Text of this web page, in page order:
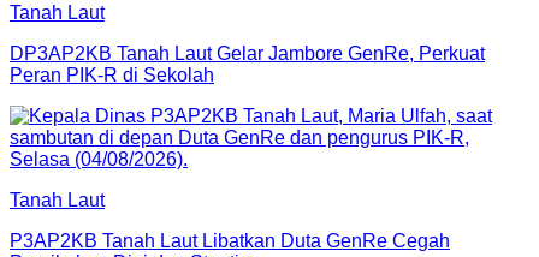
Tanah Laut
DP3AP2KB Tanah Laut Gelar Jambore GenRe, Perkuat
Peran PIK-R di Sekolah
Tanah Laut
P3AP2KB Tanah Laut Libatkan Duta GenRe Cegah